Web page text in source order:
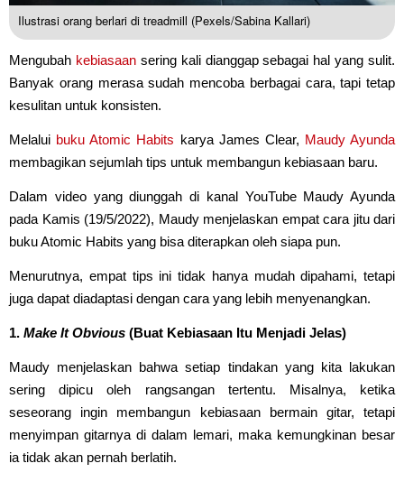
Ilustrasi orang berlari di treadmill (Pexels/Sabina Kallari)
Mengubah kebiasaansering kali dianggap sebagai hal yang sulit.
Banyak orang merasa sudah mencoba berbagai cara, tapi tetap
kesulitan untuk konsisten.
Melalui buku Atomic Habits karya James Clear, Maudy Ayunda
membagikan sejumlah tips untuk membangun kebiasaan baru.
Dalam video yang diunggah di kanal YouTube Maudy Ayunda
pada Kamis (19/5/2022), Maudy menjelaskan empat cara jitu dari
buku Atomic Habits yang bisa diterapkan oleh siapa pun.
Menurutnya, empat tips ini tidak hanya mudah dipahami, tetapi
juga dapat diadaptasi dengan cara yang lebih menyenangkan.
1. Make It Obvious (Buat Kebiasaan Itu Menjadi Jelas)
Maudy menjelaskan bahwa setiap tindakan yang kita lakukan
sering dipicu oleh rangsangan tertentu. Misalnya, ketika
seseorang ingin membangun kebiasaan bermain gitar, tetapi
menyimpan gitarnya di dalam lemari, maka kemungkinan besar
ia tidak akan pernah berlatih.